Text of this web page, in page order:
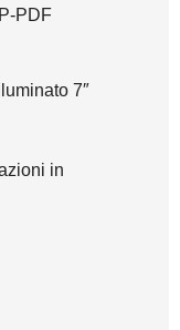
PDF
7″
in